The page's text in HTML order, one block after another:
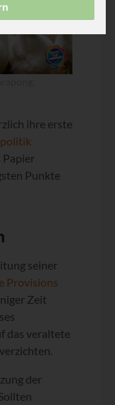
ihre erste
Papier
Punkte
seiner
Provisions
Zeit
das veraltete
der